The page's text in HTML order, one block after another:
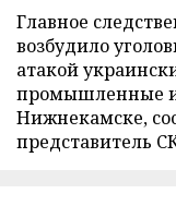
Главное
возбудило
атакой
промышленные и
Нижнекамске,
представитель